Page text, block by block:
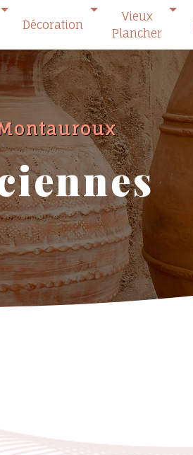
Décoration
Vieux
Plancher